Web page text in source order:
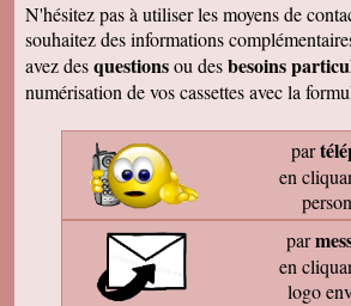
N'hésitez pas à utiliser les moyens de
souhaitez des informations
avez desquestionsou desbesoins
numérisation de vos cassettes avec la
par
en
par
en
logo